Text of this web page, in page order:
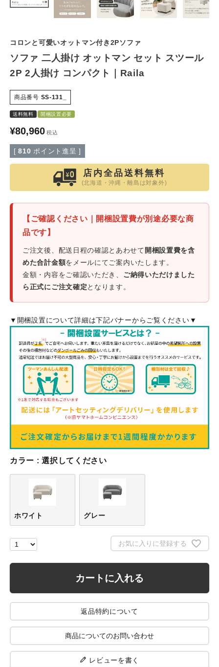
テイストから選ぶ
ご利用ガイド
特定商取引法について
会社概要
よくある質問
コロンと可愛いオットマン付き2Pソファ
ソファ 二人掛け オットマン セット スツール
2P 2人掛け コンパクト｜Raila
商品番号 SS-131_
送料無料 開梱設置必要
¥80,960 税込
[ 810 ポイント進呈 ]
店内全品送料無料
(北海道・沖縄・離島は対象外)
【ご確認ください｜開梱設置費が別途必要な商
品です】
ご注文後、配送日程の確認とあわせて 開梱設置費を含
めた合計金額をメールにてご案内いたします。
金額・内容をご確認いただき、 ご納得いただけました
ら正式にご注文確定となります。
▼開梱設置について詳細は下記バナーからご覧ください▼
カラー 選択してください
ホワイト グレー
お気に入りに登録する
カートに入れる
返品特約について
商品についてのお問い合わせ
レビューを書く